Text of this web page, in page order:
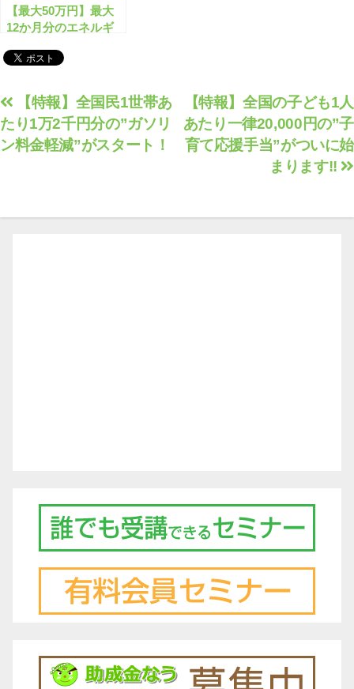
【最大50万円】最大
12か月分のエネルギ
は？
投
稿
ナ
【特報】全国の子ども1人
あたり一律20,000円の”子
育て応援手当”がついに始
まります!!
【特報】全国民1世帯あ
たり1万2千円分の”ガソリ
ン料金軽減”がスタート！